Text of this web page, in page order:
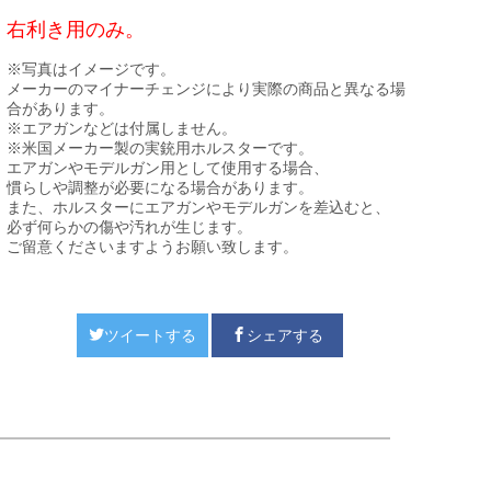
右利き用のみ。
※写真はイメージです。
メーカーのマイナーチェンジにより実際の商品と異なる場
合があります。
※エアガンなどは付属しません。
※米国メーカー製の実銃用ホルスターです。
エアガンやモデルガン用として使用する場合、
慣らしや調整が必要になる場合があります。
また、ホルスターにエアガンやモデルガンを差込むと、
必ず何らかの傷や汚れが生じます。
ご留意くださいますようお願い致します。
ツイートする シェアする